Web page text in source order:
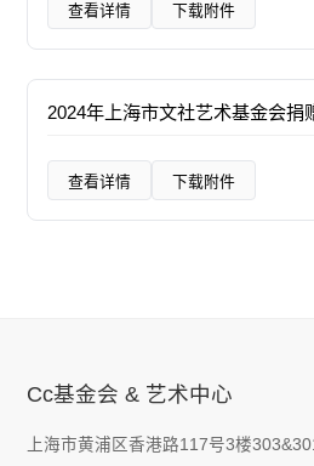
查看详情 下载附件
2024年上海市文社艺术基金会捐
查看详情 下载附件
Cc基金会 & 艺术中心
上海市黄浦区香港路117号3楼